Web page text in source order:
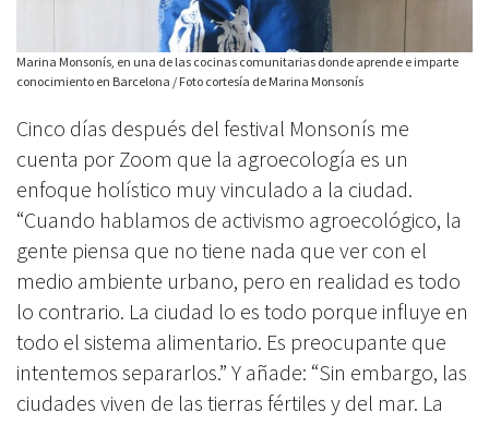
Marina Monsonís, en una de las cocinas comunitarias donde aprende e imparte
conocimiento en Barcelona / Foto cortesía de Marina Monsonís
Cinco días después del festival Monsonís me
cuenta por Zoom que la agroecología es un
enfoque holístico muy vinculado a la ciudad.
“Cuando hablamos de activismo agroecológico, la
gente piensa que no tiene nada que ver con el
medio ambiente urbano, pero en realidad es todo
lo contrario. La ciudad lo es todo porque influye en
todo el sistema alimentario. Es preocupante que
intentemos separarlos.” Y añade: “Sin embargo, las
ciudades viven de las tierras fértiles y del mar. La